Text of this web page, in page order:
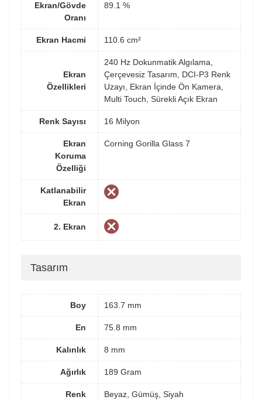
Ekran/Gövde
Oranı
89.1 %
Ekran Hacmi 110.6 cm²
Ekran
Özellikleri
240 Hz Dokunmatik Algılama,
Çerçevesiz Tasarım, DCI-P3 Renk
Uzayı, Ekran İçinde Ön Kamera,
Multi Touch, Sürekli Açık Ekran
Renk Sayısı 16 Milyon
Ekran
Koruma
Özelliği
Corning Gorilla Glass 7
Katlanabilir
Ekran
2. Ekran
Tasarım
Boy 163.7 mm
En 75.8 mm
Kalınlık 8 mm
Ağırlık 189 Gram
Renk
Beyaz, Gümüş, Siyah